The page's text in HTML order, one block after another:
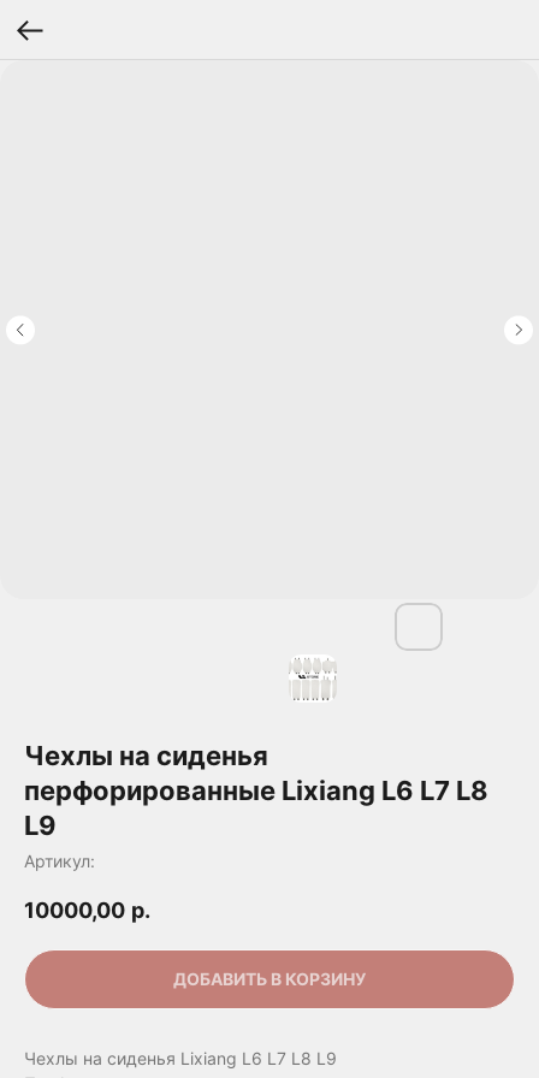
Чехлы на сиденья
перфорированные Lixiang L6 L7 L8
L9
Артикул:
10000,00 р.
ДОБАВИТЬ В КОРЗИНУ
Чехлы на сиденья Lixiang L6 L7 L8 L9